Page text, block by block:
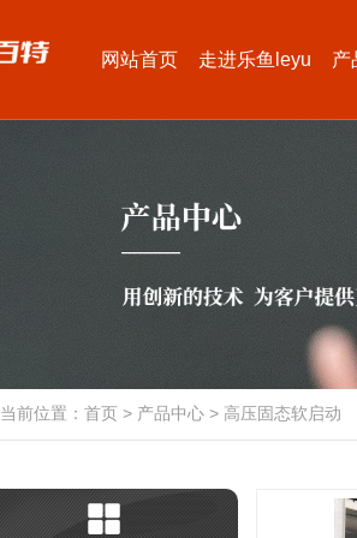
网站首页 走进乐鱼leyu 产
当前位置：首页 > 产品中心 > 高压固态软启动